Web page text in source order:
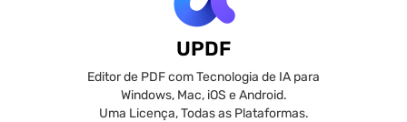
UPDF
Editor de PDF com Tecnologia de IA para
Windows, Mac, iOS e Android.
Uma Licença, Todas as Plataformas.